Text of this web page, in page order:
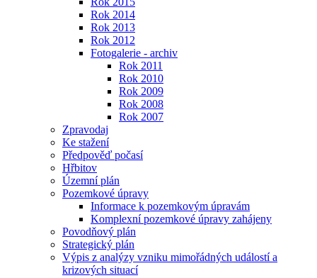
Rok 2014
Rok 2013
Rok 2012
Fotogalerie - archiv
Rok 2011
Rok 2010
Rok 2009
Rok 2008
Rok 2007
Zpravodaj
Ke stažení
Předpověď počasí
Hřbitov
Územní plán
Pozemkové úpravy
Informace k pozemkovým úpravám
Komplexní pozemkové úpravy zahájeny
Povodňový plán
Strategický plán
Výpis z analýzy vzniku mimořádných událostí a
krizových situací